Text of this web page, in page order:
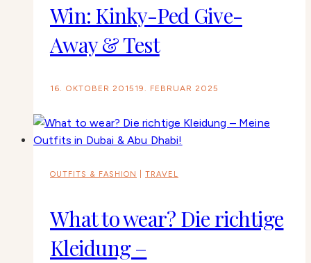
Win: Kinky-Ped Give-
Away & Test
16. OKTOBER 2015 19. FEBRUAR 2025
OUTFITS & FASHION TRAVEL
What to wear? Die richtige
Kleidung –